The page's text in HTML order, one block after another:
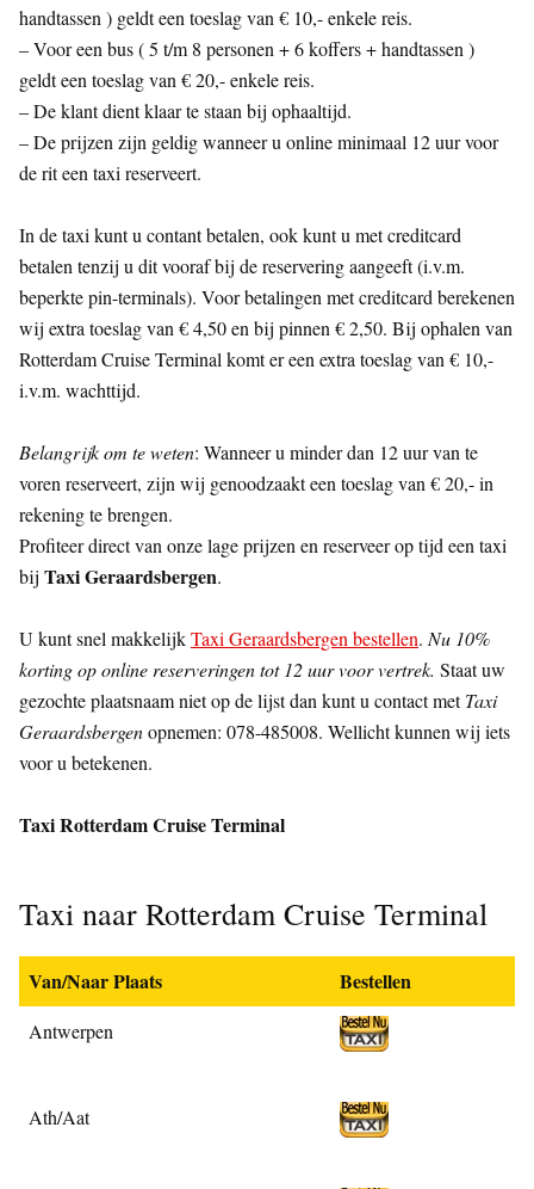
handtassen ) geldt een toeslag van € 10,- enkele reis.
– Voor een bus ( 5 t/m 8 personen + 6 koffers + handtassen )
geldt een toeslag van € 20,- enkele reis.
– De klant dient klaar te staan bij ophaaltijd.
– De prijzen zijn geldig wanneer u online minimaal 12 uur voor
de rit een taxi reserveert.
In de taxi kunt u contant betalen, ook kunt u met creditcard
betalen tenzij u dit vooraf bij de reservering aangeeft (i.v.m.
beperkte pin-terminals). Voor betalingen met creditcard berekenen
wij extra toeslag van € 4,50 en bij pinnen € 2,50. Bij ophalen van
Rotterdam Cruise Terminal komt er een extra toeslag van € 10,-
i.v.m. wachttijd.
Belangrijk om te weten: Wanneer u minder dan 12 uur van te
voren reserveert, zijn wij genoodzaakt een toeslag van € 20,- in
rekening te brengen.
Profiteer direct van onze lage prijzen en reserveer op tijd een taxi
bij Taxi Geraardsbergen.
U kunt snel makkelijkTaxi Geraardsbergen bestellen. Nu 10%
korting op online reserveringen tot 12 uur voor vertrek. Staat uw
gezochte plaatsnaam niet op de lijst dan kunt u contact metTaxi
Geraardsbergenopnemen: 078-485008. Wellicht kunnen wij iets
voor u betekenen.
Taxi Rotterdam Cruise Terminal
Taxi naar Rotterdam Cruise Terminal
Van/Naar Plaats Bestellen
Antwerpen
Ath/Aat